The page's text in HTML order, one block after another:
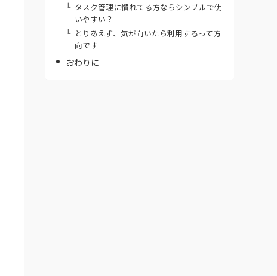
タスク管理に慣れてる方ならシンプルで使
いやすい？
とりあえず、気が向いたら利用するって方
向です
おわりに